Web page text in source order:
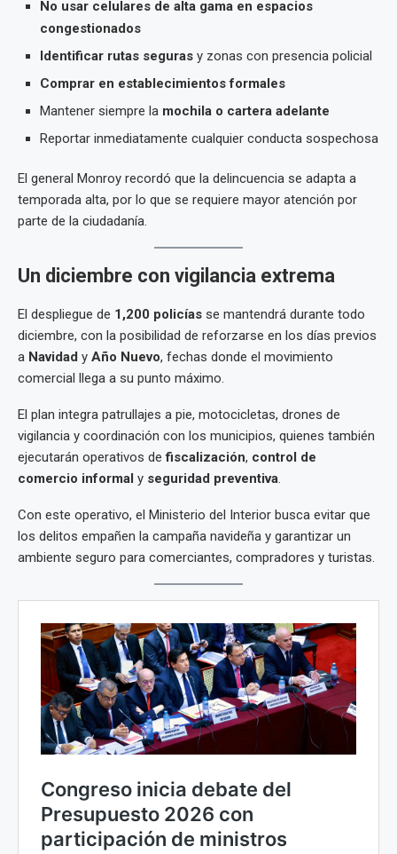
No usar celulares de alta gama en espacios
congestionados
Identificar rutas seguras y zonas con presencia policial
Comprar en establecimientos formales
Mantener siempre la mochila o cartera adelante
Reportar inmediatamente cualquier conducta sospechosa
El general Monroy recordó que la delincuencia se adapta a
temporada alta, por lo que se requiere mayor atención por
parte de la ciudadanía.
Un diciembre con vigilancia extrema
El despliegue de 1,200 policías se mantendrá durante todo
diciembre, con la posibilidad de reforzarse en los días previos
a Navidad y Año Nuevo, fechas donde el movimiento
comercial llega a su punto máximo.
El plan integra patrullajes a pie, motocicletas, drones de
vigilancia y coordinación con los municipios, quienes también
ejecutarán operativos defiscalización, control de
comercio informal y seguridad preventiva.
Con este operativo, el Ministerio del Interior busca evitar que
los delitos empañen la campaña navideña y garantizar un
ambiente seguro para comerciantes, compradores y turistas.